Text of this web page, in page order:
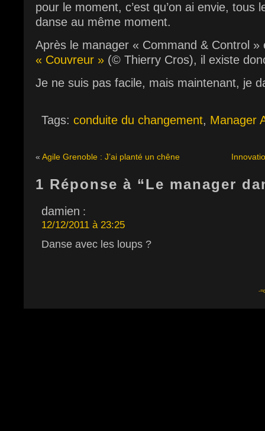
pour le moment, c’est qu’on ai envie,
danse au même moment.
Après le manager « Command & Control
« Couvreur » (© Thierry Cros), il existe
Je ne suis pas facile, mais maintenant, je
Tags: conduite du changement, Manager
« Agile Grenoble : J’ai planté un chêne
1 Réponse à “Le manager
damien :
12/12/2011 à 23:25
Danse avec les loups ?
-